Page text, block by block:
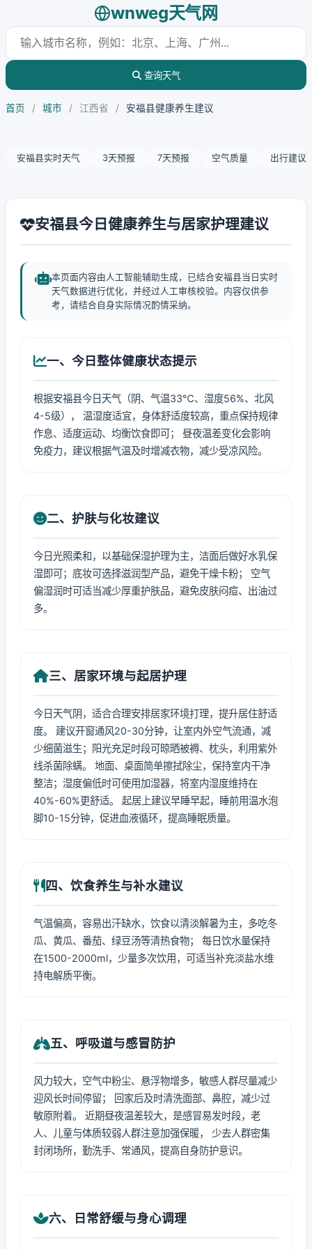
wnweg天气网
查询天气
首页 / 城市 / 江西省 / 安福县健康养生建议
安福县实时天气 3天预报 7天预报 空气质量 出行建议
安福县今日健康养生与居家护理建议
本页面内容由人工智能辅助生成，已结合安福县当日实时
天气数据进行优化，并经过人工审核校验。内容仅供参
考，请结合自身实际情况酌情采纳。
一、今日整体健康状态提示
根据安福县今日天气（阴、气温33℃、湿度56%、北风
4-5级）， 温湿度适宜，身体舒适度较高，重点保持规律
作息、适度运动、均衡饮食即可； 昼夜温差变化会影响
免疫力，建议根据气温及时增减衣物，减少受凉风险。
二、护肤与化妆建议
今日光照柔和，以基础保湿护理为主，洁面后做好水乳保
湿即可；底妆可选择滋润型产品，避免干燥卡粉； 空气
偏湿润时可适当减少厚重护肤品，避免皮肤闷痘、出油过
多。
三、居家环境与起居护理
今日天气阴，适合合理安排居家环境打理，提升居住舒适
度。 建议开窗通风20-30分钟，让室内外空气流通，减
少细菌滋生；阳光充足时段可晾晒被褥、枕头，利用紫外
线杀菌除螨。 地面、桌面简单擦拭除尘，保持室内干净
整洁；湿度偏低时可使用加湿器，将室内湿度维持在
40%-60%更舒适。 起居上建议早睡早起，睡前用温水泡
脚10-15分钟，促进血液循环，提高睡眠质量。
四、饮食养生与补水建议
气温偏高，容易出汗缺水，饮食以清淡解暑为主，多吃冬
瓜、黄瓜、番茄、绿豆汤等清热食物； 每日饮水量保持
在1500-2000ml，少量多次饮用，可适当补充淡盐水维
持电解质平衡。
五、呼吸道与感冒防护
风力较大，空气中粉尘、悬浮物增多，敏感人群尽量减少
迎风长时间停留； 回家后及时清洗面部、鼻腔，减少过
敏原附着。 近期昼夜温差较大，是感冒易发时段，老
人、儿童与体质较弱人群注意加强保暖， 少去人群密集
封闭场所，勤洗手、常通风，提高自身防护意识。
六、日常舒缓与身心调理